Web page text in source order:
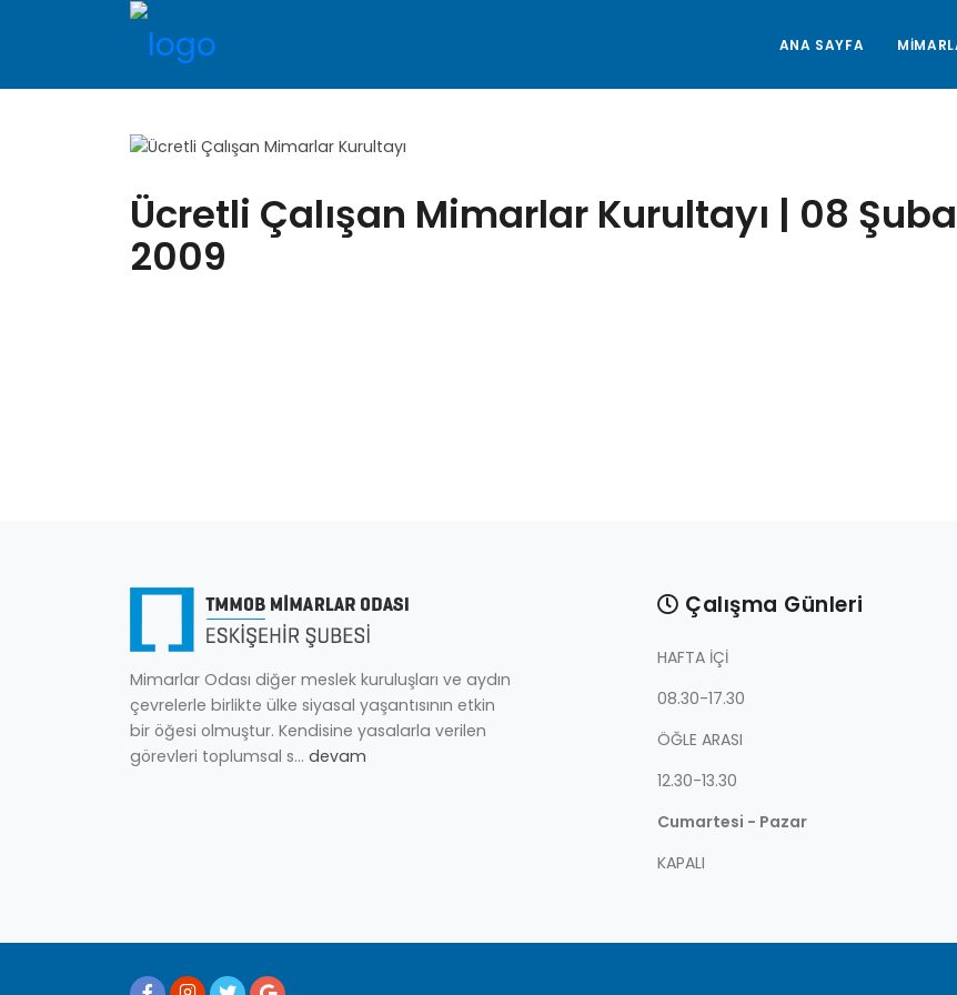
ANA SAYFA
Ücretli Çalışan Mimarlar Kurultayı | 08
2009
Mimarlar Odası diğer meslek kuruluşları ve aydın
çevrelerle birlikte ülke siyasal yaşantısının etkin
bir öğesi olmuştur. Kendisine yasalarla verilen
görevleri toplumsal s... devam
Çalışma Günleri
HAFTA İÇİ
08.30-17.30
ÖĞLE ARASI
12.30-13.30
Cumartesi - Pazar
KAPALI